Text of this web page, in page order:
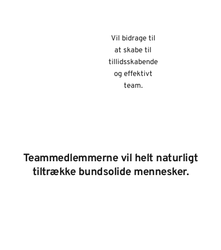
Vil bidrage til
at skabe til
tillidsskabende
og effektivt
team.
Teammedlemmerne vil helt naturligt
tiltrække bundsolide mennesker.